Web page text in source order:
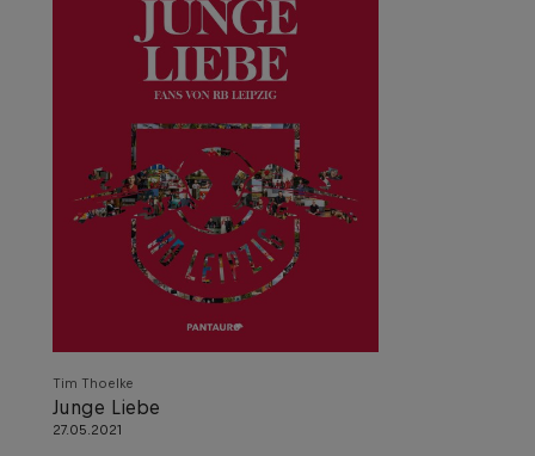
Tim Thoelke
Junge Liebe
27.05.2021